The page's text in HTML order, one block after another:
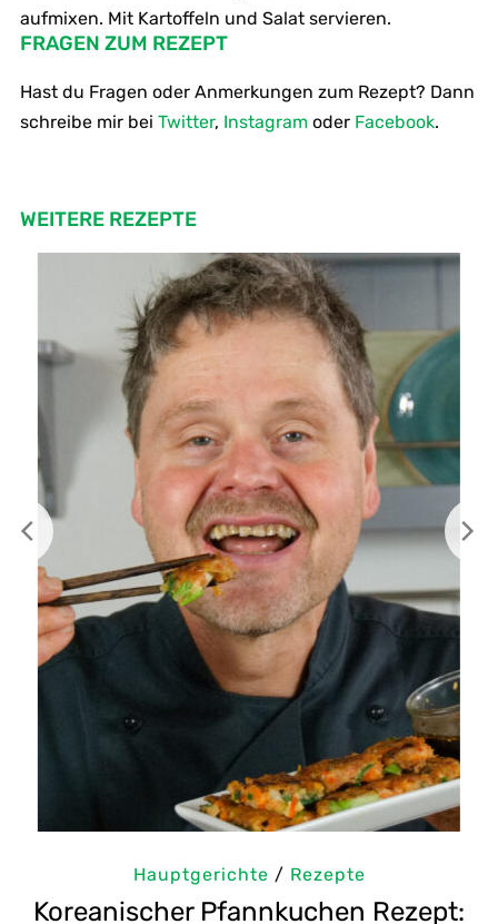
aufmixen. Mit Kartoffeln und Salat servieren.
FRAGEN ZUM REZEPT
Hast du Fragen oder Anmerkungen zum Rezept? Dann
schreibe mir bei Twitter, Instagramoder Facebook.
WEITERE REZEPTE
Hauptgerichte /Rezepte
Aioli Rezept wie in Spanien